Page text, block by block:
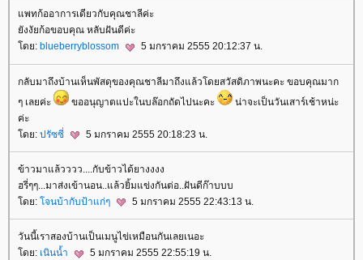
พทก้ออาการเดียวกับคุณชาลีค่ะ
ังงัยก้อขอบคุณ หลับฝันดีค่ะ
ดย: blueberryblossom 5 มกราคม 2555 20:12:37 น.
กลับมาถึงบ้านเห็นพัสดุของคุณชาลีมาถึงแล้วโดยสวัสดิภาพนะคะ ขอบคุณมาก
ๆ เลยค่ะ
ขออนุญาตแปะในบล๊อกถัดไปนะคะ
น่าจะเป็นวันเสาร์เช้าหน่ะ
ค่ะ
ดย: ปรัซซี่ 5 มกราคม 2555 20:18:23 น.
ข้าวมาแล้วววว....กับข้าวได้ยางงงง
ฮรี่ๆๆ...มาส่งเข้านอน..แล้วยิ้มแข่งกันต่อ..ฝันดีก๊าบบบ
ดย: จนบ้ากับป้าแก่ๆ 5 มกราคม 2555 22:43:13 น.
วันนี้เราสองบ้านเป็นเมนูไข่เหมือนกันเลยเนอะ
ดย: เนินน้ำ 5 มกราคม 2555 22:55:19 น.